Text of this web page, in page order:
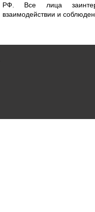
РФ. Все лица
взаимодействии и